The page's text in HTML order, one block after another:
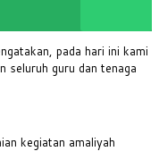
pada hari ini kami
seluruh guru dan tenaga
kegiatan amaliyah